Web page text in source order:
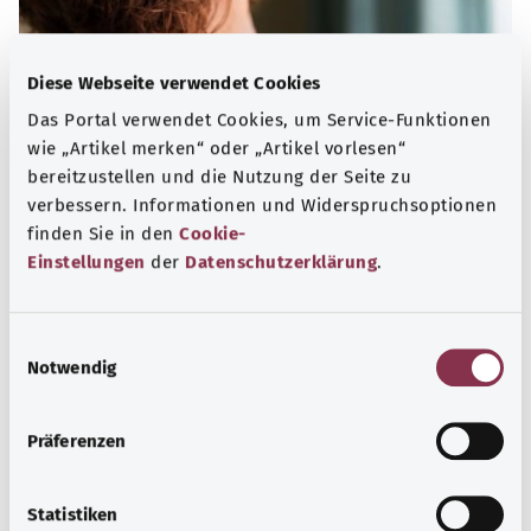
Diese Webseite verwendet Cookies
Das Portal verwendet Cookies, um Service-Funktionen
wie „Artikel merken“ oder „Artikel vorlesen“
bereitzustellen und die Nutzung der Seite zu
verbessern. Informationen und Widerspruchsoptionen
finden Sie in den Cookie-
Einstellungen der Datenschutzerklärung.
Notwendig
Präferenzen
Statistiken
altersbedingten Verschleiß zurückzuführen – zunehmend
Mehr erfahren